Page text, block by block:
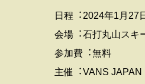
⽇程︓2024年1⽉27
会場︓⽯打丸⼭スキ
参加費︓無料
主催︓VANS